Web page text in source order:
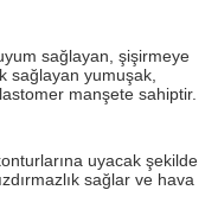
sağlayan, şişirmeye
sağlayan yumuşak,
manşete sahiptir.
uyacak şekilde
sağlar ve hava